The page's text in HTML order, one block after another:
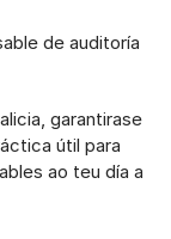
de auditoría
garantirase
útil para
ao teu día a